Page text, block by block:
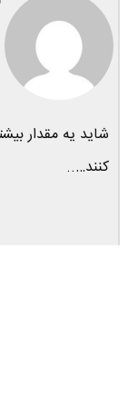
شاید یه مقدار
کنند…..